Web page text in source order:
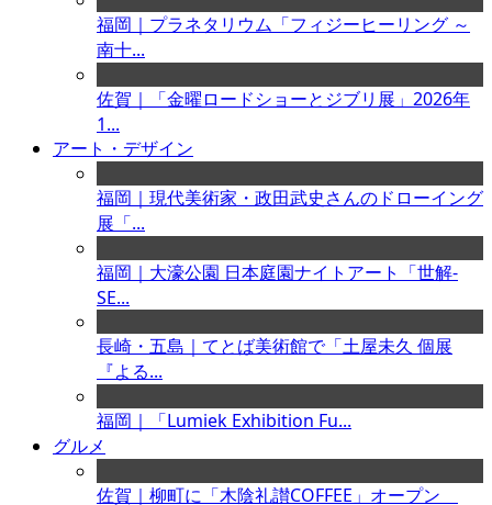
福岡｜プラネタリウム「フィジーヒーリング ～
南十...
佐賀｜「金曜ロードショーとジブリ展」2026年
1...
アート・デザイン
福岡｜現代美術家・政田武史さんのドローイング
展「...
福岡｜大濠公園 日本庭園ナイトアート「世解-
SE...
長崎・五島｜てとば美術館で「土屋未久 個展
『よる...
福岡｜「Lumiek Exhibition Fu...
グルメ
佐賀｜柳町に「木陰礼讃COFFEE」オープン